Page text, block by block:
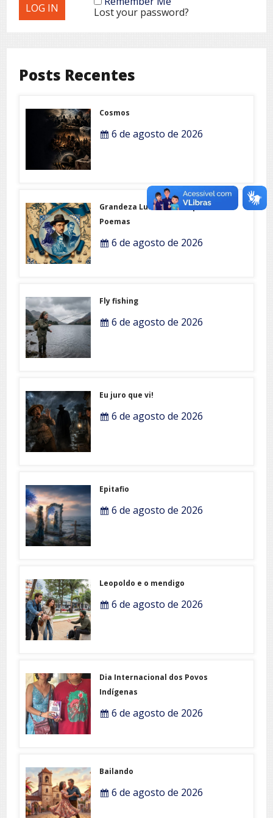
Lost your password?
Posts Recentes
Cosmos
6 de agosto de 2026
Grandeza Lusófona e Expo-
Poemas
6 de agosto de 2026
Fly fishing
6 de agosto de 2026
Eu juro que vi!
6 de agosto de 2026
Epitafio
6 de agosto de 2026
Leopoldo e o mendigo
6 de agosto de 2026
Dia Internacional dos Povos
Indígenas
6 de agosto de 2026
Bailando
6 de agosto de 2026